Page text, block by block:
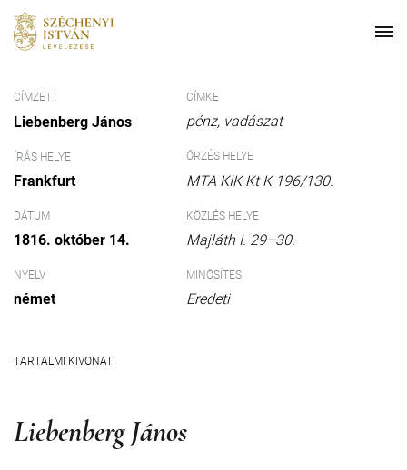
CÍMZETT
Liebenberg János
ÍRÁS HELYE
Frankfurt
DÁTUM
1816. október 14.
NYELV
német
CÍMKE
pénz vadászat
ŐRZÉS HELYE
MTA KIK Kt K 196/130.
KÖZLÉS HELYE
Majláth I. 29–30.
MINŐSÍTÉS
Eredeti
TARTALMI KIVONAT
Liebenberg János